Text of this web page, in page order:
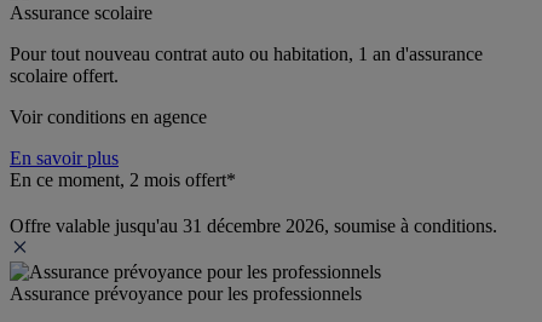
Assurance scolaire
Pour tout nouveau contrat auto ou habitation, 1 an d'assurance
scolaire offert.
Voir conditions en agence
En savoir plus
En ce moment, 2 mois offert*
Offre valable jusqu'au 31 décembre 2026, soumise à conditions.
Assurance prévoyance pour les professionnels